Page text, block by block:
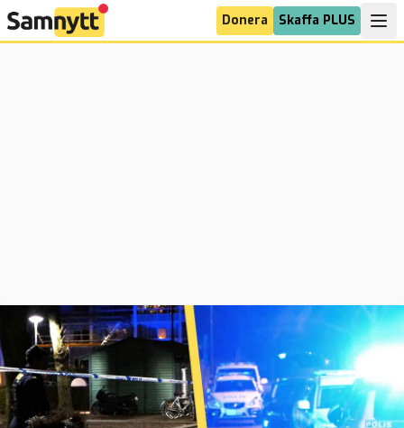
Donera Skaffa PLUS